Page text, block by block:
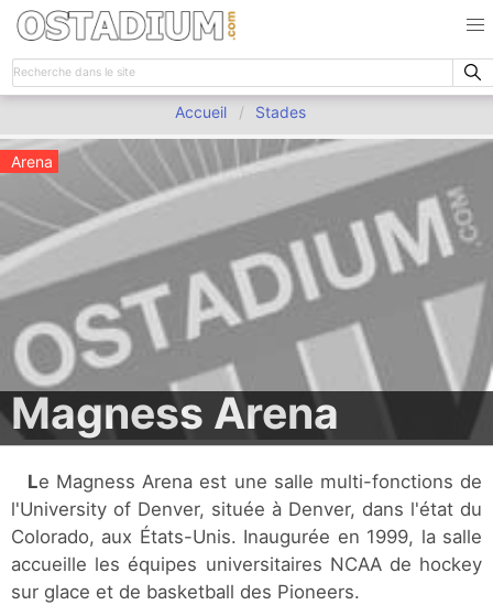
Accueil Stades
Arena
Magness Arena
Le Magness Arena est une salle multi-fonctions de
l'University of Denver, située à Denver, dans l'état du
Colorado, aux États-Unis. Inaugurée en 1999, la salle
accueille les équipes universitaires NCAA de hockey
sur glace et de basketball des Pioneers.